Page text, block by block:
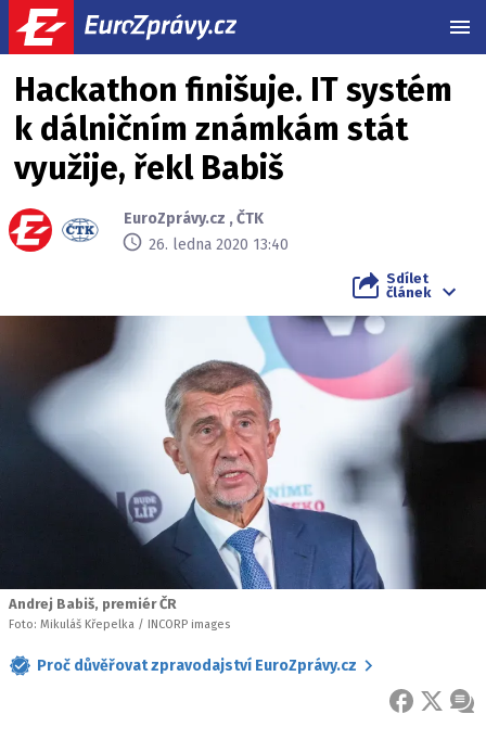
Hackathon finišuje. IT systém
k dálničním známkám stát
využije, řekl Babiš
EuroZprávy.cz ,ČTK
26. ledna 2020 13:40
Sdílet
článek
Andrej Babiš, premiér ČR
Foto: Mikuláš Křepelka / INCORP images
Proč důvěřovat zpravodajství EuroZprávy.cz
FACEBOOK
X